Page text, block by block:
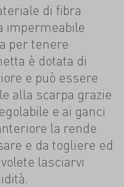
di fibra
impermeabile
per tenere
è dotata di
e può essere
alla scarpa grazie
e ai ganci
la rende
e da togliere ed
lasciarvi